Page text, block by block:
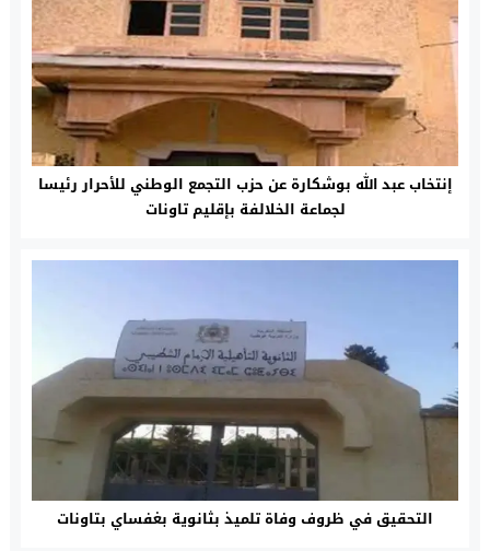
إنتخاب عبد الله بوشكارة عن حزب التجمع الوطني للأحرار رئيسا
لجماعة الخلالفة بإقليم تاونات
التحقيق في ظروف وفاة تلميذ بثانوية بغفساي بتاونات